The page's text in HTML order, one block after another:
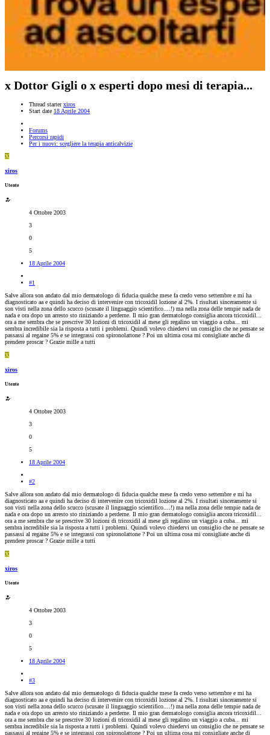
x Dottor Gigli o x esperti dopo mesi di terapia...
Thread starter xiros
Start date 18 Aprile 2004
Forums
Percorsi rapidi
Per i nuovi: scegliere la terapia anticalvizie
X
xiros
Utente
4 Ottobre 2003
3
0
5
18 Aprile 2004
#1
Salve allora son andato dal mio dermatologo di fiducia qualche mese fa credo verso settembre e mi ha
diagnosticato aa e quindi ha deciso di intervenire con tricoxidil lozione al 2%. I risultati sinceramente si
son visti nella zona dello scucco (scusate il linguaggio scientifico....!) ma nella zona delle tempie nada de
nada e ora dopo un arresto sto riniziando a perderne. Il mio gran dermatologo consiglia ancora tricoxidil...
ora a me sembra che se prescrive 30 lozioni di tricoxidil al mese gli regalino un viaggio a cuba... mi
sembra incredibile sia la risposta a tutti i problemi. Quindi volevo chiedervi un consiglio che ne pensate se
passassi al regaine 5% e se integrassi con spironolattone ? Poi un ultima cosa mi consigliate anche di
prendere proscar ? Grazie mille a tutti
X
xiros
Utente
4 Ottobre 2003
3
0
5
18 Aprile 2004
#2
Salve allora son andato dal mio dermatologo di fiducia qualche mese fa credo verso settembre e mi ha
diagnosticato aa e quindi ha deciso di intervenire con tricoxidil lozione al 2%. I risultati sinceramente si
son visti nella zona dello scucco (scusate il linguaggio scientifico....!) ma nella zona delle tempie nada de
nada e ora dopo un arresto sto riniziando a perderne. Il mio gran dermatologo consiglia ancora tricoxidil...
ora a me sembra che se prescrive 30 lozioni di tricoxidil al mese gli regalino un viaggio a cuba... mi
sembra incredibile sia la risposta a tutti i problemi. Quindi volevo chiedervi un consiglio che ne pensate se
passassi al regaine 5% e se integrassi con spironolattone ? Poi un ultima cosa mi consigliate anche di
prendere proscar ? Grazie mille a tutti
X
xiros
Utente
4 Ottobre 2003
3
0
5
18 Aprile 2004
#3
Salve allora son andato dal mio dermatologo di fiducia qualche mese fa credo verso settembre e mi ha
diagnosticato aa e quindi ha deciso di intervenire con tricoxidil lozione al 2%. I risultati sinceramente si
son visti nella zona dello scucco (scusate il linguaggio scientifico....!) ma nella zona delle tempie nada de
nada e ora dopo un arresto sto riniziando a perderne. Il mio gran dermatologo consiglia ancora tricoxidil...
ora a me sembra che se prescrive 30 lozioni di tricoxidil al mese gli regalino un viaggio a cuba... mi
sembra incredibile sia la risposta a tutti i problemi. Quindi volevo chiedervi un consiglio che ne pensate se
passassi al regaine 5% e se integrassi con spironolattone ? Poi un ultima cosa mi consigliate anche di